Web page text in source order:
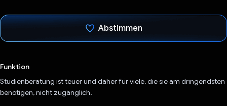
Abstimmen
Funktion
Studienberatung ist teuer und daher für viele, die sie am dringendsten
benötigen, nicht zugänglich.